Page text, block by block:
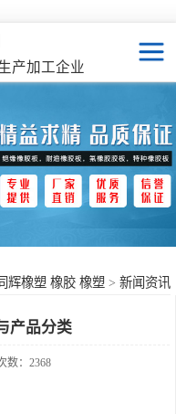
产加工企业
辉橡塑 橡胶 橡塑 > 新闻资讯
产品分类
数：2368